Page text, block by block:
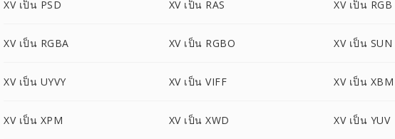
XV เป็น PSD XV เป็น RAS XV เป็น RGB
XV เป็น RGBA XV เป็น RGBO XV เป็น SUN
XV เป็น UYVY XV เป็น VIFF XV เป็น XBM
XV เป็น XPM XV เป็น XWD XV เป็น YUV